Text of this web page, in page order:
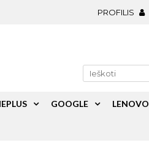
PROFILIS
GOOGLE LENOVO